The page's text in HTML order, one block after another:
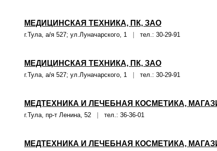
МЕДИЦИНСКАЯ ТЕХНИКА, ПК, ЗАО
г.Тула, а/я 527; ул.Луначарского, 1 тел.: 30-29-91
МЕДИЦИНСКАЯ ТЕХНИКА, ПК, ЗАО
г.Тула, а/я 527; ул.Луначарского, 1 тел.: 30-29-91
МЕДТЕХНИКА И ЛЕЧЕБНАЯ КОСМЕТИКА,
г.Тула, пр-т Ленина, 52 тел.: 36-36-01
МЕДТЕХНИКА И ЛЕЧЕБНАЯ КОСМЕТИКА,